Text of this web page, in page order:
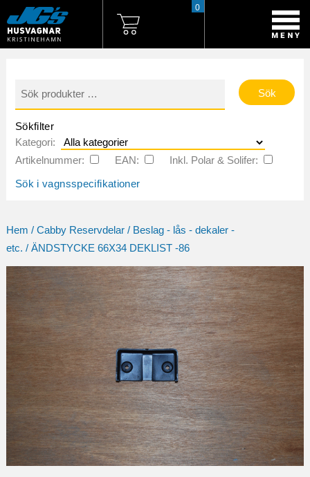
0
efter:
Sökfilter
Kategori:
Artikelnummer:
EAN:
Inkl. Polar & Solifer:
Sök i vagnsspecifikationer
Hem / Cabby Reservdelar/ Beslag - lås - dekaler -
etc. / ÄNDSTYCKE 66X34 DEKLIST -86